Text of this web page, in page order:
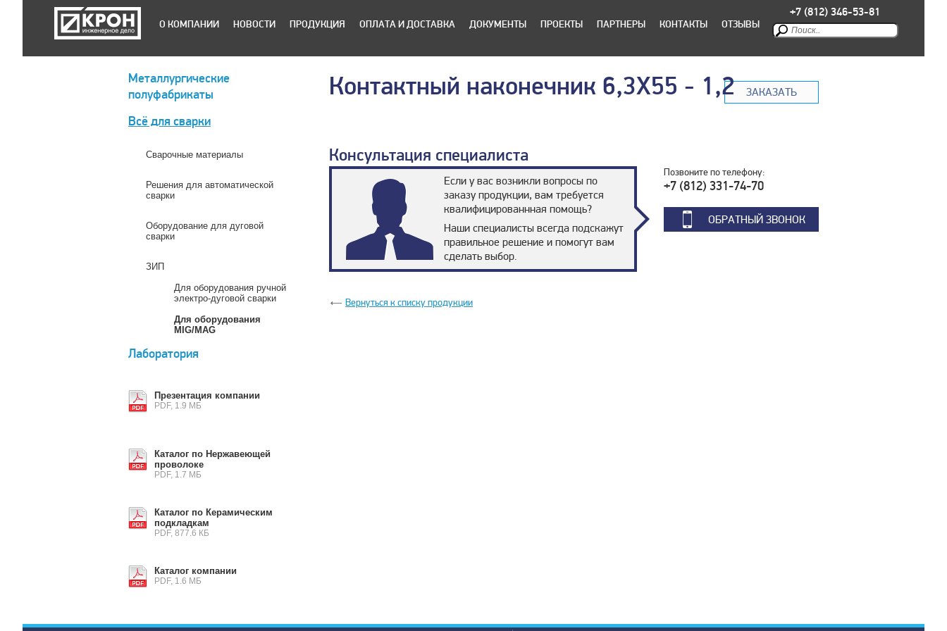
О КОМПАНИИ НОВОСТИ ПРОДУКЦИЯ ОПЛАТА И ДОСТАВКА ДОКУМЕНТЫ ПРОЕКТЫ ПАРТНЕРЫ КОНТАКТЫ ОТЗЫВЫ
+7 (812) 346-53-81
Металлургические
полуфабрикаты
Всё для сварки
Сварочные материалы
Решения для автоматической
сварки
Оборудование для дуговой
сварки
ЗИП
Для оборудования ручной
электро-дуговой сварки
Для оборудования
MIG/MAG
Лаборатория
Презентация компании
PDF, 1.9 МБ
Каталог по Нержавеющей
проволоке
PDF, 1.7 МБ
Каталог по Керамическим
подкладкам
PDF, 877.6 КБ
Каталог компании
PDF, 1.6 МБ
Контактный наконечник 6,3X55 - 1,2 ЗАКАЗАТЬ
Консультация специалиста
Если у вас возникли вопросы по
заказу продукции, вам требуется
квалифицированнная помощь?
Наши специалисты всегда подскажут
правильное решение и помогут вам
сделать выбор.
Позвоните по телефону:
+7 (812) 331-74-70
ОБРАТНЫЙ ЗВОНОК
Вернуться к списку продукции